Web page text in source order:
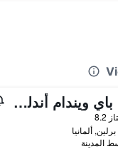
فيينا هاوس باي ويندام أندلز برلين
8.2